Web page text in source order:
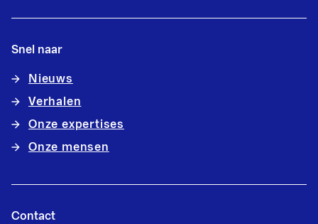
Snel naar
Nieuws
Verhalen
Onze expertises
Onze mensen
Contact